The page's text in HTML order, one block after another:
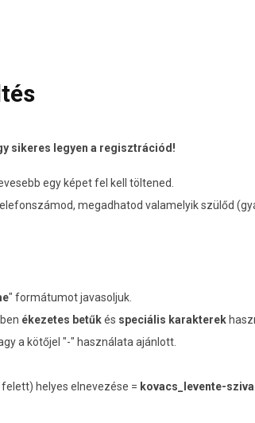
sikeres legyen a regisztrációd!
egy képet fel kell töltened.
megadhatod valamelyik szülőd
" formátumot javasoljuk.
ékezetes betűkés speciális karakterek
a kötőjel "-" használata ajánlott.
helyes elnevezése = kovacs_levente-